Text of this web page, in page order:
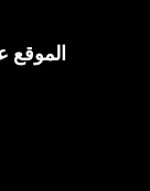
* الجهاز خفيف الوزن 1,4 كيلو جرام فقط